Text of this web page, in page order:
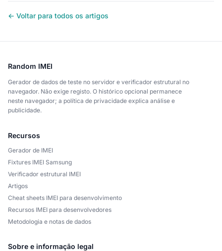
← Voltar para todos os artigos
Random IMEI
Gerador de dados de teste no servidor e verificador estrutural no
navegador. Não exige registo. O histórico opcional permanece
neste navegador; a política de privacidade explica análise e
publicidade.
Recursos
Gerador de IMEI
Fixtures IMEI Samsung
Verificador estrutural IMEI
Artigos
Cheat sheets IMEI para desenvolvimento
Recursos IMEI para desenvolvedores
Metodologia e notas de dados
Sobre e informação legal